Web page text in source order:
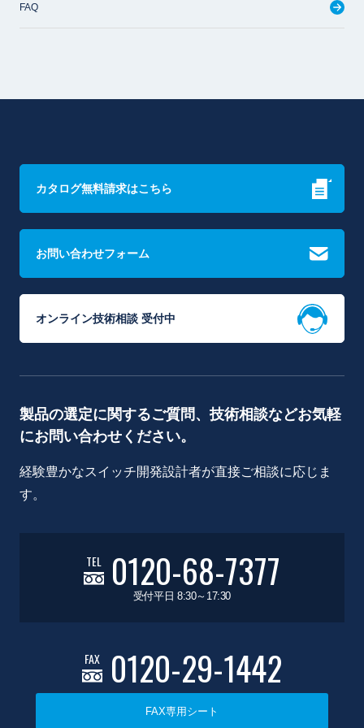
FAQ
カタログ無料請求はこちら
お問い合わせフォーム
オンライン技術相談 受付中
製品の選定に関するご質問、技術相談などお気軽
にお問い合わせください。
経験豊かなスイッチ開発設計者が直接ご相談に応じま
す。
TEL 0120-68-7377
受付平日 8:30～17:30
FAX 0120-29-1442
FAX専用シート